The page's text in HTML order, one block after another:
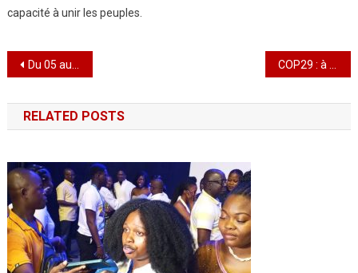
capacité à unir les peuples.
Navigation
de
l’article
Du 05 au 30 Aout 2024: « Vacances Utiles » à Bé Souza Nétimé3/Les élèves se familiarisent avec les cours de Langues Anglaise et Chinoise
RELATED POSTS